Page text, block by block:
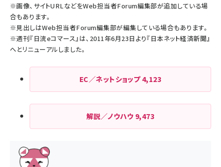
※画像、サイトURLなどをWeb担当者Forum編集部が追加している場
合もあります。
※見出しはWeb担当者Forum編集部が編集している場合もあります。
※週刊『日流eコマース』は、2011年6月23日より『日本ネット経済新聞』
へとリニューアルしました。
EC／ネットショップ4,123
解説／ノウハウ 9,473